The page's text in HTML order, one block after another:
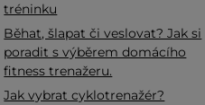
tréninku
Běhat, šlapat či veslovat? Jak si
poradit s výběrem domácího
fitness trenažeru.
Jak vybrat cyklotrenažér?